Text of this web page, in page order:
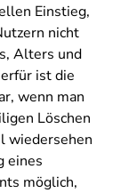
Einstieg,
nicht
Alters und
ist die
wenn man
Löschen
wiedersehen
eines
möglich,